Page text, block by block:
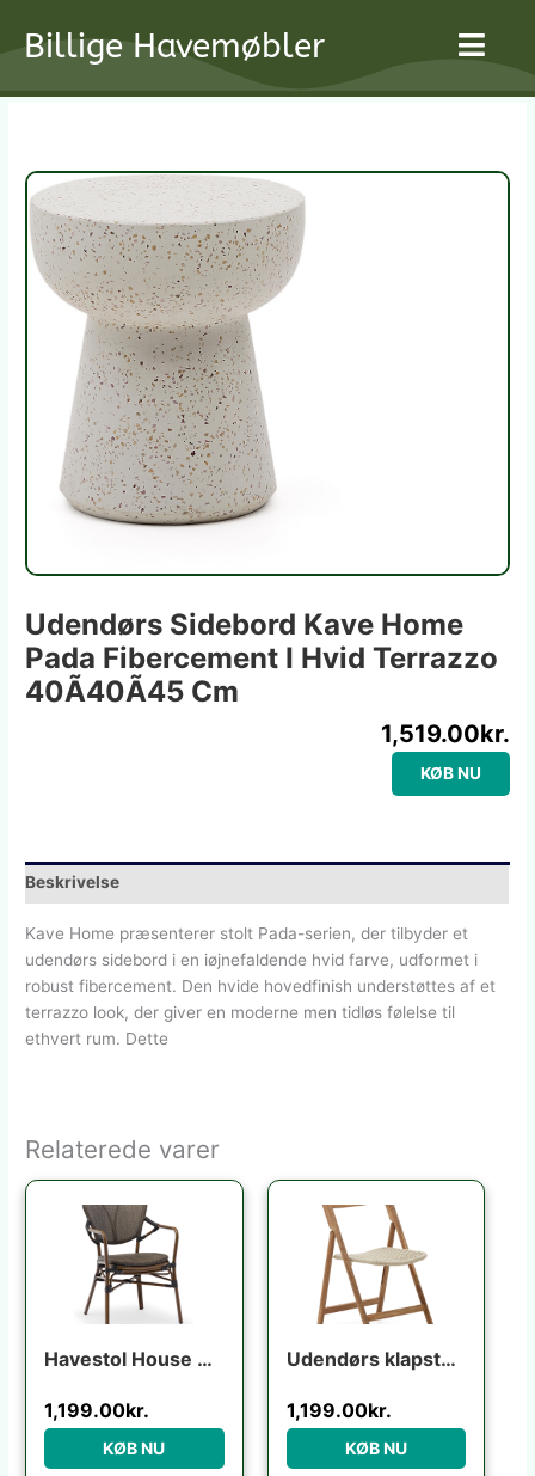
Billige Havemøbler
Udendørs Sidebord Kave Home
Pada Fibercement I Hvid Terrazzo
40Ã40Ã45 Cm
1,519.00kr.
KØB NU
Beskrivelse
Kave Home præsenterer stolt Pada-serien, der tilbyder et
udendørs sidebord i en iøjnefaldende hvid farve, udformet i
robust fibercement. Den hvide hovedfinish understøttes af et
terrazzo look, der giver en moderne men tidløs følelse til
ethvert rum. Dette
Relaterede varer
Havestol House of Sander Colmar udendørs spisebordsstol i aluminium lysebrun med sorte detaljer H84ÃB56ÃL64 cm
1,199.00kr.
KØB NU
Udendørs klapstol Kave Home Dandara foldbar havestol i FSC akacietræ beige
1,199.00kr.
KØB NU